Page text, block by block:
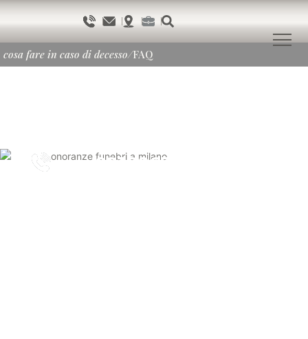
cosa fare in caso di decesso/FAQ
0232867